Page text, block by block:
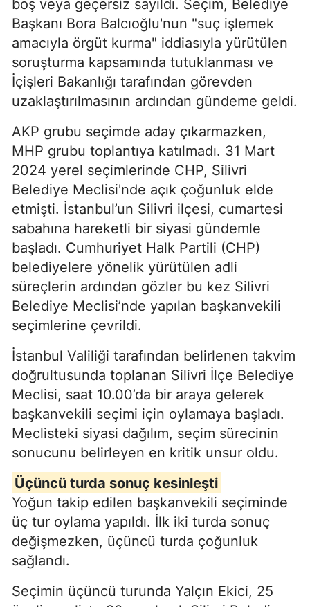
boş veya geçersiz sayıldı. Seçim, Belediye
Başkanı Bora Balcıoğlu'nun "suç işlemek
amacıyla örgüt kurma" iddiasıyla yürütülen
soruşturma kapsamında tutuklanması ve
İçişleri Bakanlığı tarafından görevden
uzaklaştırılmasının ardından gündeme geldi.
AKP grubu seçimde aday çıkarmazken,
MHP grubu toplantıya katılmadı. 31 Mart
2024 yerel seçimlerinde CHP, Silivri
Belediye Meclisi'nde açık çoğunluk elde
etmişti. İstanbul’un Silivri ilçesi, cumartesi
sabahına hareketli bir siyasi gündemle
başladı. Cumhuriyet Halk Partili (CHP)
belediyelere yönelik yürütülen adli
süreçlerin ardından gözler bu kez Silivri
Belediye Meclisi’nde yapılan başkanvekili
seçimlerine çevrildi.
İstanbul Valiliği tarafından belirlenen takvim
doğrultusunda toplanan Silivri İlçe Belediye
Meclisi, saat 10.00’da bir araya gelerek
başkanvekili seçimi için oylamaya başladı.
Meclisteki siyasi dağılım, seçim sürecinin
sonucunu belirleyen en kritik unsur oldu.
Üçüncü turda sonuç kesinleşti
Yoğun takip edilen başkanvekili seçiminde
üç tur oylama yapıldı. İlk iki turda sonuç
değişmezken, üçüncü turda çoğunluk
sağlandı.
Seçimin üçüncü turunda Yalçın Ekici, 25